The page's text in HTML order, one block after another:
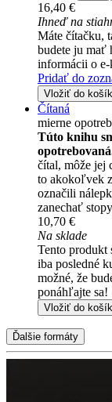
16,40 €
Ihneď na
Máte čítačku,
budete ju mať
informácii o e-
Pridať do
Vložiť do
Čítaná
mierne
Túto knihu
čítal, môže jej
to akokoľvek
označili
zanechať
10,70 €
Na sklade
Tento produkt
iba posledné
možné, že
ponáhľajte sa!
Vložiť do
Ďalšie formáty